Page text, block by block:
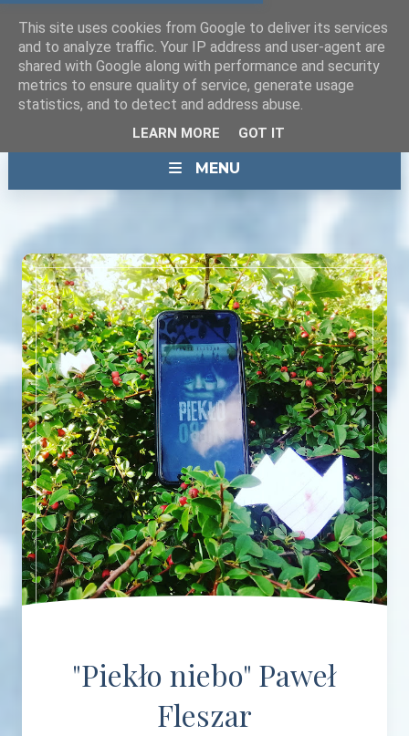
MENU
"Piekło niebo" Paweł
Fleszar
This site uses cookies from Google to deliver its services
and to analyze traffic. Your IP address and user-agent are
shared with Google along with performance and security
metrics to ensure quality of service, generate usage
statistics, and to detect and address abuse.
LEARN MORE GOT IT